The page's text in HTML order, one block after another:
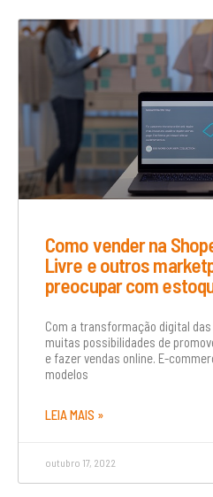
Como vender na
Livre e outros
preocupar com
Com a transformação digital
muitas possibilidades de
e fazer vendas online. E-
modelos
LEIA MAIS »
outubro 17, 2022